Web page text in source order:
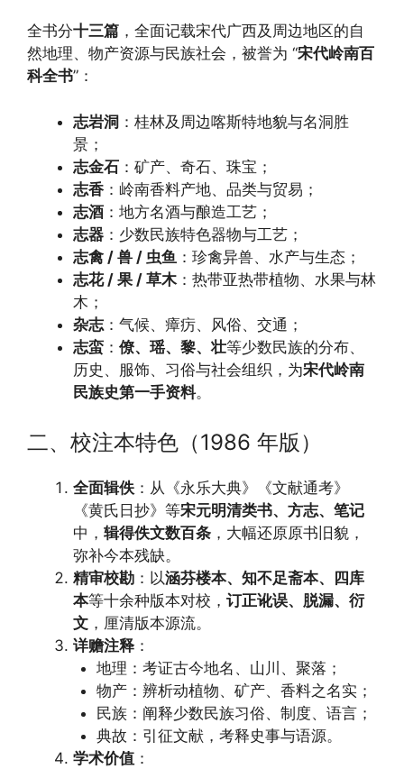
全书分十三篇 ，全面记载宋代广西及周边地区的自
然地理、物产资源与民族社会，被誉为 “宋代岭南百
科全书”：
志岩洞 ：桂林及周边喀斯特地貌与名洞胜
景；
志金石 ：矿产、奇石、珠宝；
志香 ：岭南香料产地、品类与贸易；
志酒 ：地方名酒与酿造工艺；
志器 ：少数民族特色器物与工艺；
志禽 / 兽 / 虫鱼 ：珍禽异兽、水产与生态；
志花 / 果 / 草木：热带亚热带植物、水果与林
木；
杂志 ：气候、瘴疠、风俗、交通；
志蛮 ： 僚、瑶、黎、壮等少数民族的分布、
历史、服饰、习俗与社会组织，为宋代岭南
民族史第一手资料。
二、校注本特色（1986 年版）
全面辑佚 ：从《永乐大典》《文献通考》
《黄氏日抄》等宋元明清类书、方志、笔记
中， 辑得佚文数百条 ，大幅还原原书旧貌，
弥补今本残缺。
精审校勘 ：以涵芬楼本、知不足斋本、四库
本等十余种版本对校， 订正讹误、脱漏、衍
文 ，厘清版本源流。
详赡注释 ：
地理：考证古今地名、山川、聚落；
物产：辨析动植物、矿产、香料之名实；
民族：阐释少数民族习俗、制度、语言；
典故：引征文献，考释史事与语源。
学术价值 ：